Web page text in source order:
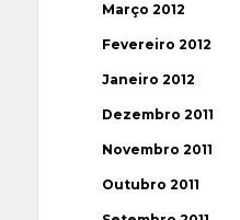
Março 2012
Fevereiro 2012
Janeiro 2012
Dezembro 2011
Novembro 2011
Outubro 2011